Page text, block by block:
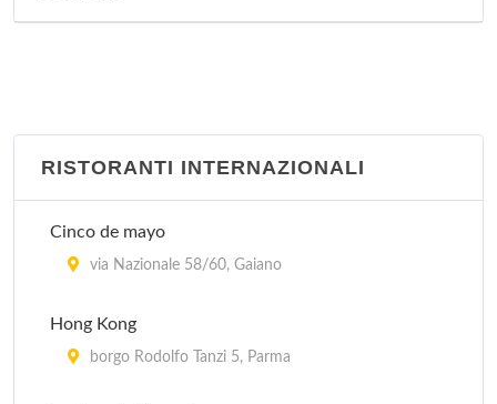
RISTORANTI INTERNAZIONALI
Cinco de mayo
via Nazionale 58/60, Gaiano
Hong Kong
borgo Rodolfo Tanzi 5, Parma